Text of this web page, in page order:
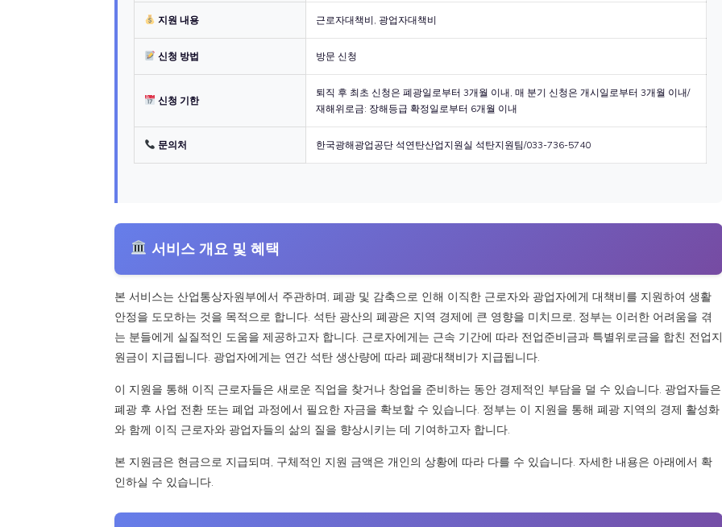
지원 내용 근로자대책비, 광업자대책비
신청 방법 방문 신청
신청 기한
퇴직 후 최초 신청은 폐광일로부터 3개월 이내, 매 분기 신청은 개시일로부터 3개월 이내/
재해위로금: 장해등급 확정일로부터 6개월 이내
문의처 한국광해광업공단 석연탄산업지원실 석탄지원팀/033-736-5740
서비스 개요 및 혜택
본 서비스는 산업통상자원부에서 주관하며, 폐광 및 감축으로 인해 이직한 근로자와 광업자에게 대책비를 지원하여 생활
안정을 도모하는 것을 목적으로 합니다. 석탄 광산의 폐광은 지역 경제에 큰 영향을 미치므로, 정부는 이러한 어려움을 겪
는 분들에게 실질적인 도움을 제공하고자 합니다. 근로자에게는 근속 기간에 따라 전업준비금과 특별위로금을 합친 전업지
원금이 지급됩니다. 광업자에게는 연간 석탄 생산량에 따라 폐광대책비가 지급됩니다.
이 지원을 통해 이직 근로자들은 새로운 직업을 찾거나 창업을 준비하는 동안 경제적인 부담을 덜 수 있습니다. 광업자들은
폐광 후 사업 전환 또는 폐업 과정에서 필요한 자금을 확보할 수 있습니다. 정부는 이 지원을 통해 폐광 지역의 경제 활성화
와 함께 이직 근로자와 광업자들의 삶의 질을 향상시키는 데 기여하고자 합니다.
본 지원금은 현금으로 지급되며, 구체적인 지원 금액은 개인의 상황에 따라 다를 수 있습니다. 자세한 내용은 아래에서 확
인하실 수 있습니다.